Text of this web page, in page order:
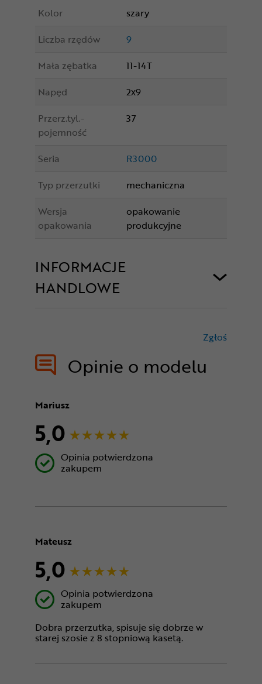
Kolor
szary
Liczba rzędów
9
Mała zębatka
11-14T
Napęd
2x9
Przerz.tyl.-
pojemność
37
Seria
R3000
Typ przerzutki
mechaniczna
Wersja
opakowania
opakowanie
produkcyjne
INFORMACJE
HANDLOWE
Opinie o modelu
Zgłoś
Mariusz
5,0
Opinia potwierdzona
zakupem
Mateusz
5,0
Opinia potwierdzona
zakupem
Dobra przerzutka, spisuje się dobrze w
starej szosie z 8 stopniową kasetą.